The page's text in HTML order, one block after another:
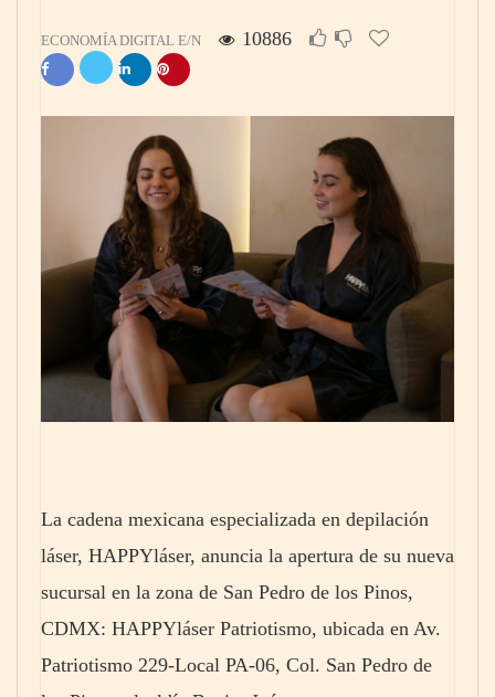
ECONOMÍA DIGITAL E/N 10886
La cadena mexicana especializada en depilación
láser, HAPPYláser, anuncia la apertura de su nueva
sucursal en la zona de San Pedro de los Pinos,
CDMX: HAPPYláser Patriotismo, ubicada en Av.
Patriotismo 229-Local PA-06, Col. San Pedro de